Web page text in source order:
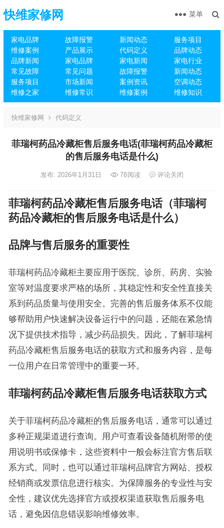
快维家修网
家电品牌 故障报警 新闻动态
服务项目
维修案例
产品展示 代码定义
品牌动态
品牌新闻
家电品牌 家电新闻
家电行业
常见故障
常见问题 故障报警
新闻动态
服务项目
市场新闻 案例资讯
空调动态
维修之家
维修常识 维修案例 维修知识
菜单
快维家修网 代码定义
菲瑞柯药品冷藏柜售后服务电话(菲瑞柯药品冷藏柜
的售后服务电话是什么)
发布: 2026年1月31日 78阅读 评论关闭
菲瑞柯药品冷藏柜售后服务电话（菲瑞柯
药品冷藏柜的售后服务电话是什么）
品牌与售后服务的重要性
菲瑞柯药品冷藏柜主要应用于医院、诊所、药房、实验
室等对温度要求严格的场所，其稳定性和安全性直接关
系到药品质量与使用安全。完善的售后服务体系不仅能
够帮助用户快速解决设备运行中的问题，还能在紧急情
况下提供技术指导，减少药品损失。因此，了解菲瑞柯
药品冷藏柜售后服务电话的获取方式和服务内容，是每
一位用户在日常管理中的重要一环。
菲瑞柯药品冷藏柜售后服务电话获取方式
关于菲瑞柯药品冷藏柜的售后服务电话，通常可以通过
多种正规渠道进行查询。用户可查看设备随机附带的使
用说明书或保修卡，这些资料中一般会标注官方售后联
系方式。同时，也可以通过菲瑞柯品牌官方网站、授权
经销商或发票信息进行核实。为保障服务的专业性与安
全性，建议优先选择官方或授权渠道获取售后服务电
话，避免因信息错误影响维修效率。